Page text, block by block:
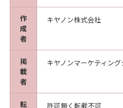
本契約は、お客様が本契約
同意を示すボタンをクリッ
ソフトウェア」をインスト
し、下記(2)または(3)によ
効に存続します。
(2)
お客様は、すべての「許諾
のバックアップコピーおよ
の「ソフトウェア」、保存
作
成
者
キヤノン株式会社
掲
載
者
キヤノンマーケティン
転
許可無く転載不可